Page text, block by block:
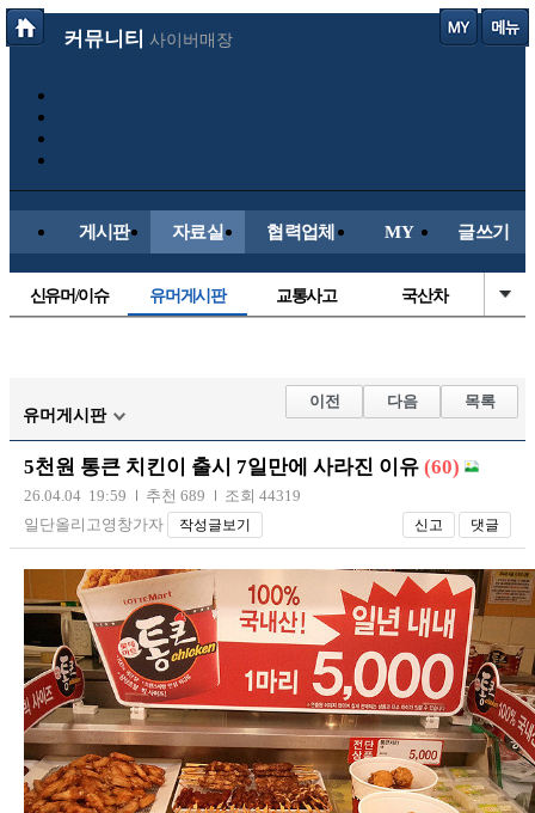
커뮤니티 사이버매장
게시판 자료실 협력업체 MY 글쓰기
신유머/이슈 유머게시판 교통사고 국산차
자유사진 군사/무기
트럭/버스
장착시공사진
유머게시판
이전 다음 목록
5천원 통큰 치킨이 출시 7일만에 사라진 이유 (60)
26.04.04 19:59 추천 689
조회 44319
일단올리고영창가자
작성글보기 신고 댓글